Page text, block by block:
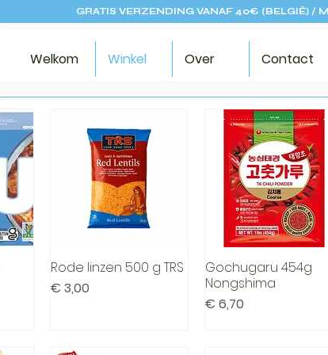
Welkom Winkel Over Contact
GRATIS VERZENDING VANAF 40€ (BELGIË) /
Snel overzicht
Rode linzen 500 g TRS
Prijs
€ 3,00
Snel overzicht
Gochugaru 454g
Nongshima
Prijs
€ 6,70